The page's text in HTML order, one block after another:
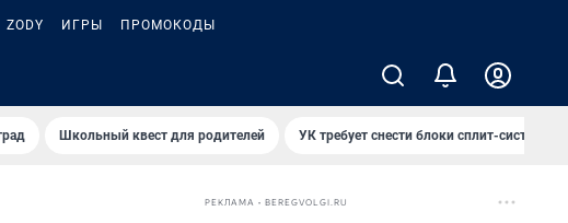
ZODY ИГРЫ ПРОМОКОДЫ
Школьный квест для родителей УК требует снести блоки сплит-систем
РЕКЛАМА • BEREGVOLGI.RU